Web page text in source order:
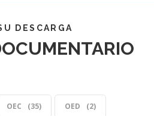
DESCARGA
OEC 35 OED 2